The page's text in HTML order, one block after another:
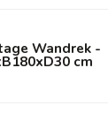
Wandrek -
cm